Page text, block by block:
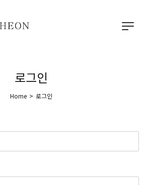
로그인
Home > 로그인